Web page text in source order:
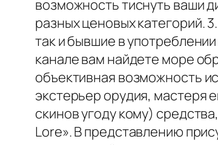
возможность тиснуть ваши
разных ценовых категорий.
так и бывшие в
канале вам найдете море
объективная возможность
экстерьер орудия, мастеря
скинов угоду кому)
Lore». В представлению